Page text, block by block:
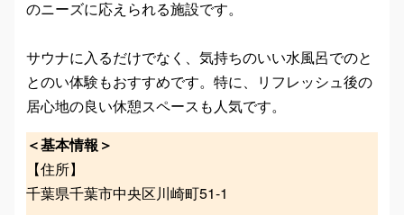
のニーズに応えられる施設です。
サウナに入るだけでなく、気持ちのいい水風呂でのと
とのい体験もおすすめです。特に、リフレッシュ後の
居心地の良い休憩スペースも人気です。
＜基本情報＞
【住所】
千葉県千葉市中央区川崎町51-1